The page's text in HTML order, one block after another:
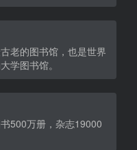
老的图书馆，也是世界
学图书馆。
500万册，杂志19000